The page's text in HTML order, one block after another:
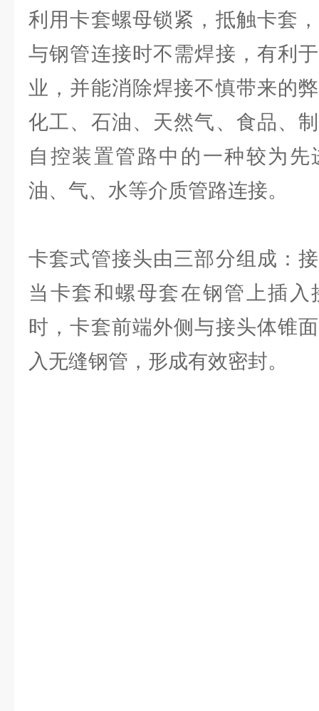
利用卡套螺母锁紧，抵触卡套
与钢管连接时不需焊接，有利
业，并能消除焊接不慎带来的
化工、石油、天然气、食品、
自控装置管路中的一种较为
油、气、水等介质管路连接。
卡套式管接头由三部分组成：
当卡套和螺母套在钢管上插
时，卡套前端外侧与接头体锥
入无缝钢管，形成有效密封。